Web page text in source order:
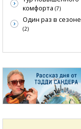
комфорта (7)
Один раз в сезоне
(2)